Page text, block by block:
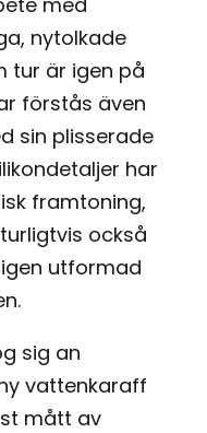
nytolkade
tur är igen på
förstås även
sin plisserade
har
framtoning,
också
utformad
sig an
vattenkaraff
mått av